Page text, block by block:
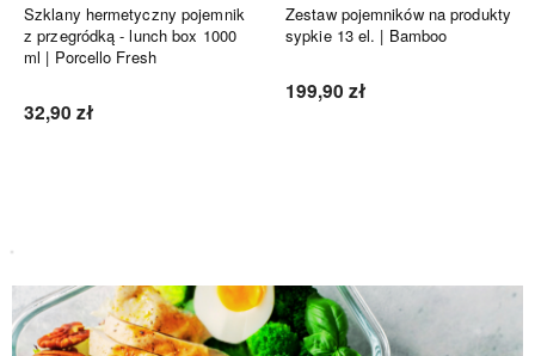
Szklany hermetyczny pojemnik
z przegródką - lunch box 1000
ml | Porcello Fresh
32,90 zł
Zestaw pojemników na produkty
sypkie 13 el. | Bamboo
199,90 zł